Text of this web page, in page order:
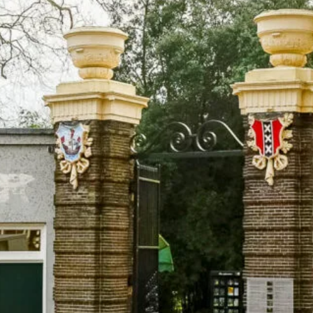
Bekijk ook...
Loosdrecht
Loenen aan de Vecht
Hilversum
Overveen
Veen en Duin
Wildhoef